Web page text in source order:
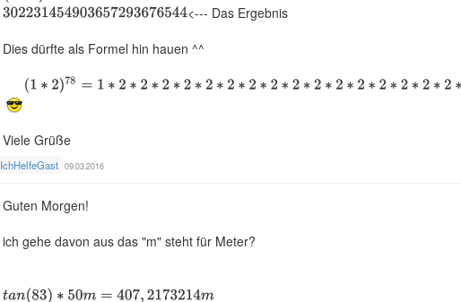
<--- Das Ergebnis
Dies dürfte als Formel hin hauen ^^
Viele Grüße
IchHelfeGast 09.03.2016
Guten Morgen!
ich gehe davon aus das "m" steht für Meter?